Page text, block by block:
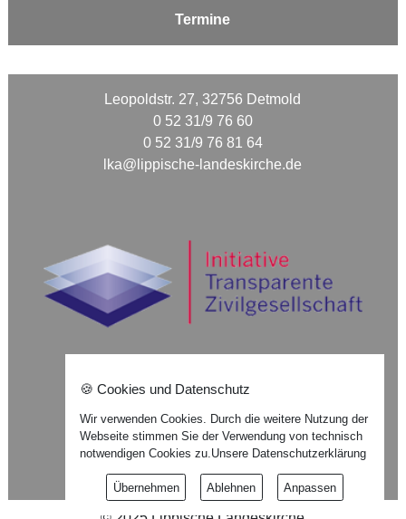
Termine
Leopoldstr. 27, 32756 Detmold
0 52 31/9 76 60
0 52 31/9 76 81 64
lka@lippische-landeskirche.de
Impressum
Datenschutzerklärung
🍪 Cookies und Datenschutz
Wir verwenden Cookies. Durch die weitere Nutzung der
Webseite stimmen Sie der Verwendung von technisch
notwendigen Cookies zu.Unsere Datenschutzerklärung
Übernehmen Ablehnen Anpassen